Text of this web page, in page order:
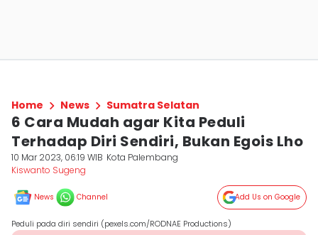
Home News Sumatra Selatan
6 Cara Mudah agar Kita Peduli
Terhadap Diri Sendiri, Bukan Egois Lho
10 Mar 2023, 06:19 WIB Kota Palembang
Kiswanto Sugeng
News Channel Add Us on Google
Peduli pada diri sendiri (pexels.com/RODNAE Productions)